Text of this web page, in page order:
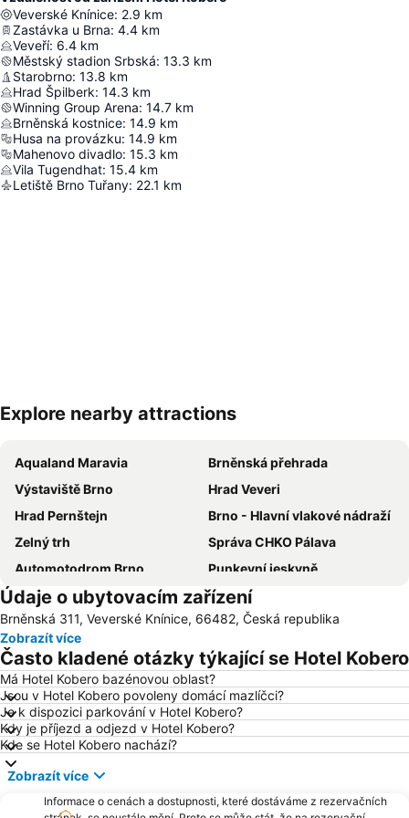
Veverské Knínice: 2.9 km
Zastávka u Brna: 4.4 km
Veveří: 6.4 km
Městský stadion Srbská: 13.3 km
Starobrno: 13.8 km
Hrad Špilberk: 14.3 km
Winning Group Arena: 14.7 km
Brněnská kostnice: 14.9 km
Husa na provázku: 14.9 km
Mahenovo divadlo: 15.3 km
Vila Tugendhat: 15.4 km
Letiště Brno Tuřany: 22.1 km
Explore nearby attractions
Aqualand Maravia
Brněnská přehrada
Výstaviště Brno
Hrad Veveri
Hrad Pernštejn
Brno - Hlavní vlakové nádraží
Zelný trh
Správa CHKO Pálava
Automotodrom Brno
Punkevní jeskyně
Náměstí Svobody
Autobusové nádraží Zvonařka
Letiště Brno
SKI areál Olešnice
Mikulov - muzeum a zámek
Hrad Špilberk
Staré Brno
Zoo Brno
Janáčkovo divadlo
Propast Macocha
Nádraží Znojmo
Loucký klášter
Pivovar Černá Hora
Svobodná republika Kraví hora Bořetice
ZOO park a Dinopark Vyškov
Městské divadlo Brno
Aquapark Kohoutovice
Údaje o ubytovacím zařízení
Brněnská 311, Veverské Knínice, 66482, Česká republika
Zobrazít více
Často kladené otázky týkající se Hotel Kobero
Má Hotel Kobero bazénovou oblast?
Jsou v Hotel Kobero povoleny domácí mazlíčci?
Je k dispozici parkování v Hotel Kobero?
Kdy je příjezd a odjezd v Hotel Kobero?
Kde se Hotel Kobero nachází?
Zobrazít více
Informace o cenách a dostupnosti, které dostáváme z rezervačních